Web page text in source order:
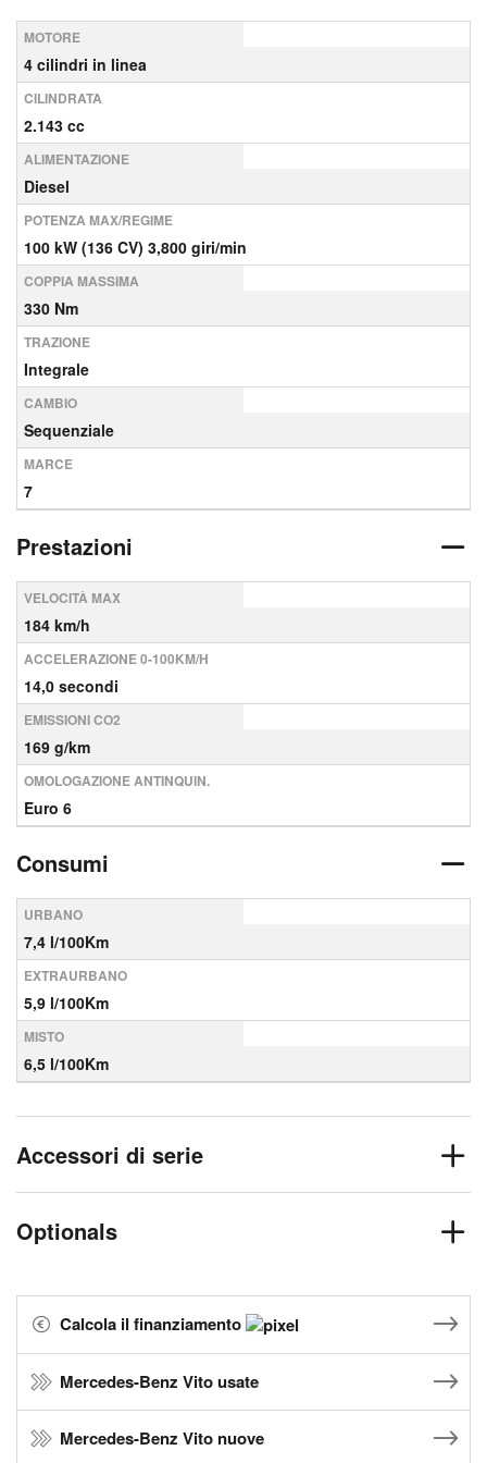
MOTORE
4 cilindri in linea
CILINDRATA
2.143 cc
ALIMENTAZIONE
Diesel
POTENZA MAX/REGIME
100 kW (136 CV) 3,800 giri/min
COPPIA MASSIMA
330 Nm
TRAZIONE
Integrale
CAMBIO
Sequenziale
MARCE
7
Prestazioni
VELOCITÀ MAX
184 km/h
ACCELERAZIONE 0-100KM/H
14,0 secondi
EMISSIONI CO2
169 g/km
OMOLOGAZIONE ANTINQUIN.
Euro 6
Consumi
URBANO
7,4 l/100Km
EXTRAURBANO
5,9 l/100Km
MISTO
6,5 l/100Km
Accessori di serie
Optionals
Calcola il finanziamento
Mercedes-Benz Vito usate
Mercedes-Benz Vito nuove